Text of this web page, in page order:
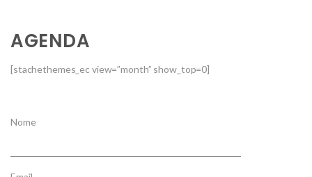
AGENDA
[stachethemes_ec view=”month” show_top=0]
Nome